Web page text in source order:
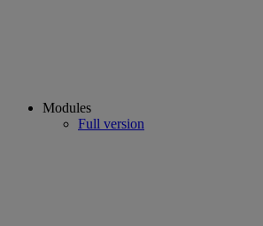
Modules
Full version